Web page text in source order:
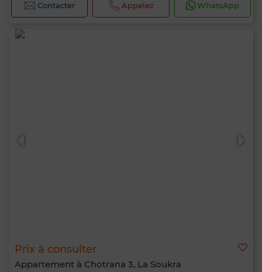
Contacter Appelez WhatsApp
Prix à consulter
Appartement à Chotrana 3, La Soukra